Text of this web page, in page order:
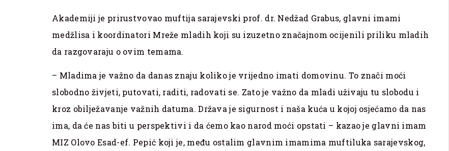
Akademiji je prirustvovao muftija sarajevski prof. dr. Nedžad Grabus, glavni imami
medžlisa i koordinatori Mreže mladih koji su izuzetno značajnom ocijenili priliku mladih
da razgovaraju o ovim temama.
– Mladima je važno da danas znaju koliko je vrijedno imati domovinu. To znači moći
slobodno živjeti, putovati, raditi, radovati se. Zato je važno da mladi uživaju tu slobodu i
kroz obilježavanje važnih datuma. Država je sigurnost i naša kuća u kojoj osjećamo da nas
ima, da će nas biti u perspektivi i da ćemo kao narod moći opstati – kazao je glavni imam
MIZ Olovo Esad-ef. Pepić koji je, među ostalim glavnim imamima muftiluka sarajevskog,